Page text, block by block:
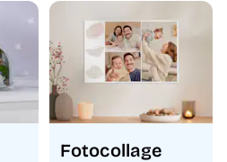
Fotocollage